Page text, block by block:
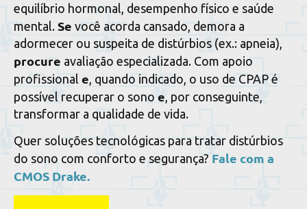
equilíbrio hormonal, desempenho físico e saúde
mental. Se você acorda cansado, demora a
adormecer ou suspeita de distúrbios (ex.: apneia),
procure avaliação especializada. Com apoio
profissional e , quando indicado, o uso de CPAP é
possível recuperar o sono e , por conseguinte,
transformar a qualidade de vida.
Quer soluções tecnológicas para tratar distúrbios
do sono com conforto e segurança? Fale com a
CMOS Drake.